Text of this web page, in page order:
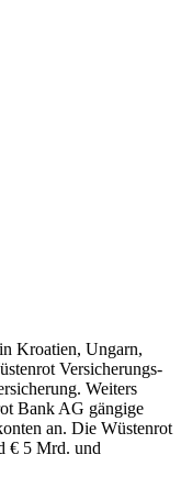
Kroatien, Ungarn,
Versicherungs-
Weiters
Bank AG gängige
an. Die Wüstenrot
€ 5 Mrd. und